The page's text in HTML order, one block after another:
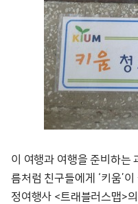
이 여행과 여행을 준비하는
름처럼 친구들에게 ‘키움’
정여행사 <트래블러스맵>